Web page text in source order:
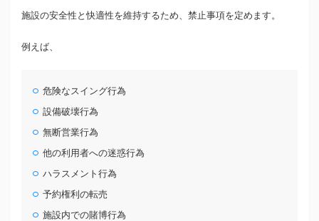
施設の安全性と快適性を維持するため、禁止事項を定めます。
例えば、
危険なスイング行為
設備破壊行為
無断営業行為
他の利用者への迷惑行為
ハラスメント行為
予約権利の転売
施設内での賭博行為